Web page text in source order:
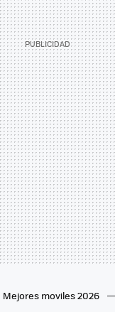
Mejores moviles 2026